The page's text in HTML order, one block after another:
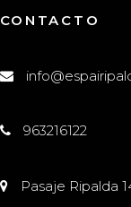
CONTACTO
963216122
Pasaje Ripalda